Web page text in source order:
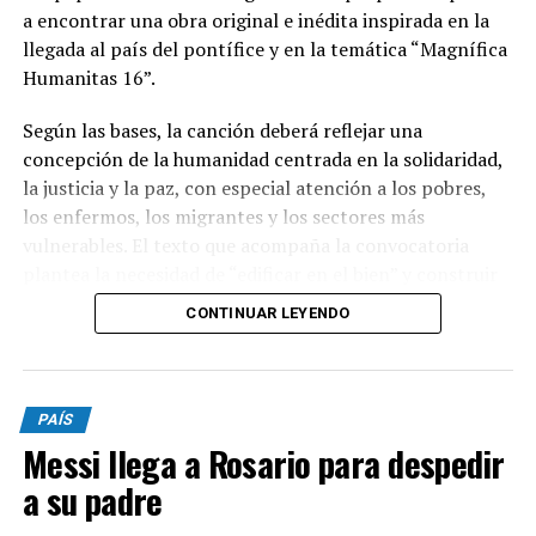
a encontrar una obra original e inédita inspirada en la
llegada al país del pontífice y en la temática “Magnífica
Humanitas 16”.
Según las bases, la canción deberá reflejar una
concepción de la humanidad centrada en la solidaridad,
la justicia y la paz, con especial atención a los pobres,
los enfermos, los migrantes y los sectores más
una sociedad donde el ser humano ocupe un lugar
de manera individual como grupal. Las canciones
deberán ser inéditas, haber sido compuestas
específicamente para el concurso y no haber sido
publicadas anteriormente en plataformas como
CONTINUAR LEYENDO
PAÍS
Messi llega a Rosario para despedir
a su padre